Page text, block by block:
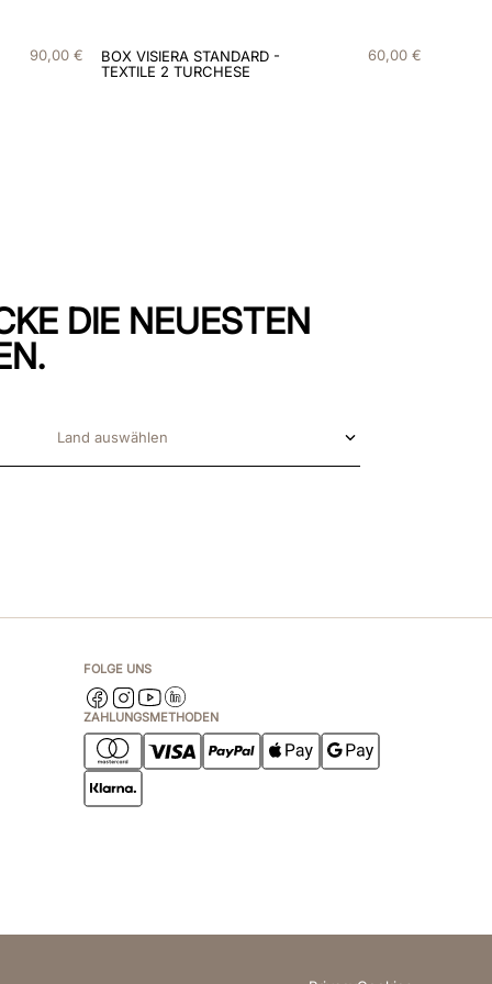
90,00 €
BOX VISIERA STANDARD -
TEXTILE 2 TURCHESE
60,00 €
DIE NEUESTEN
Land auswählen
FOLGE UNS
ZAHLUNGSMETHODEN